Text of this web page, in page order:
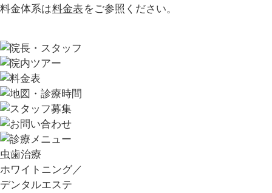
料金体系は料金表 をご参照ください。
虫歯治療
ホワイトニング／
デンタルエステ